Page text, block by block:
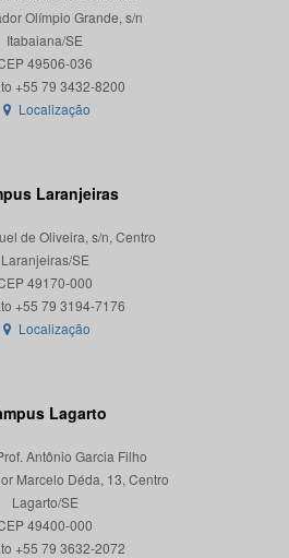
Olímpio Grande, s/n
Itabaiana/SE
49506-036
Localização
Laranjeiras
de Oliveira, s/n, Centro
Laranjeiras/SE
49170-000
Localização
Lagarto
Antônio Garcia Filho
Marcelo Déda, 13, Centro
Lagarto/SE
49400-000